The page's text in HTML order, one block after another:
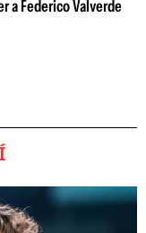
a Federico Valverde